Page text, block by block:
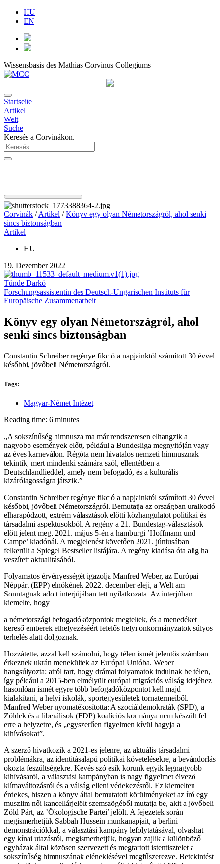
HU
EN
Wissensbasis des Mathias Corvinus Collegiums
Startseite
Artikel
Welt
Suche
Keresés a Corvinákon.
Corvinák /Artikel /Könyv egy olyan Németországról, ahol senki
sincs biztonságban
Artikel
HU
19. Dezember 2022
Tünde Darkó
Forschungsassistentin des Deutsch-Ungarischen Instituts für
Europäische Zusammenarbeit
Könyv egy olyan Németországról, ahol
senki sincs biztonságban
Constantin Schreiber regénye fikció a napjainktól számított 30 évvel
későbbi, jövőbeli Németországról.
Tags:
Magyar-Német Intézet
Reading time: 6 minutes
„A sokszínűség himnusza ma már rendszeresen elhangzik a
nagyobb események előtt, például a Bundesliga megnyitóján vagy
az éves karneválon. Régóta nem hivatalos nemzeti himnusznak
tekintik, mert mindenki számára szól, ellentétben a
Deutschlandlieddel, amely nem befogadó, és a kulturális
kizárólagosságra játszik.”
Constantin Schreiber regénye fikció a napjainktól számított 30 évvel
későbbi, jövőbeli Németországról. Bemutatja az országban uralkodó
elharapódzott, extrém választások előtti közhangulatot politikai és
társadalmi aspektusokból. A regény a 21. Bundestag-választások
előtt jelent meg, 2021. május 5-én a hamburgi ’Hoffmann und
Campe’ kiadónál. A megjelenést követően 2021. júniusában
felkerült a Spiegel Bestseller listájára. A regény kiadása óta alig ha
veszített aktualitásából.
Folyamatos érvényességét igazolja Manfred Weber, az Európai
Néppárt (EPP) elnökének 2022. december eleji, a Welt am
Sonntagnak adott interjújában tett nyilatkozata. Az interjúban
kiemelte, hogy
a németországi befogadóközpontok megteltek, és a menedéket
kereső emberek elhelyezéséért felelős helyi önkormányzatok súlyos
terhelés alatt dolgoznak.
Hozzátette, azzal kell számolni, hogy télen ismét jelentős számban
érkeznek ukrán menekültek az Európai Unióba. Weber
hangsúlyozta: attól tart, hogy drámai folyamatok indulnak be télen,
így például a 2015-ben elmélyült európai migrációs válság idejéhez
hasonlóan ismét egyre több befogadóközpontot kell majd
kialakítani, a helyi iskolák, sportegyesületek tornatermeiből.
Manfred Weber nyomatékosította: A szociáldemokraták (SPD), a
Zöldek és a liberálisok (FDP) koalíciós kormánya nem készült fel
erre a helyzetre, és „egyszerűen figyelmen kívül hagyja a
kihívásokat”.
A szerző hivatkozik a 2021-es jelenre, az aktuális társadalmi
problémákra, az identitásalapú politikai követelésekre, a bevándorlás
okozta feszültségekre. Kevés szó esik korunk egyik legnagyobb
kihívásáról, a választási kampányban is nagy figyelmet élvező
klímaváltozásról és a válság elleni védekezésről. Ez kiemelten
érdekes, hiszen a könyv által bemutatott körülményeket az író egy
muszlim női kancellárjelölt szemszögéből mutatja be, akit a jövőbeli
Zöld Párt, az ’Ökologische Partei’ jelölt. A fejezetek során
megismerhetjük Sabbah Hussein munkanapjait, a berlini
demonstrációkkal, a választási kampány lefolytatásával, olvashat
egy kínai utazásról, megismerhetjük, hogyan zajlik a különböző
egyházak által közösen szervezett és megtartott istentisztelet a
sokszínűség himnuszának eléneklésével megfűszerezve. Betekintést